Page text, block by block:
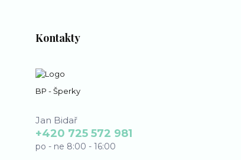
Kontakty
BP - Šperky
Jan Bidař
+420 725 572 981
po - ne 8:00 - 16:00